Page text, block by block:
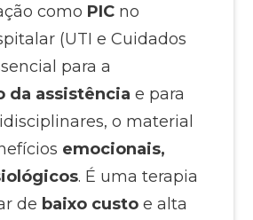
como PIC no
(UTI e Cuidados
para a
da assistência e para
o material
emocionais,
. É uma terapia
de baixo custo e alta